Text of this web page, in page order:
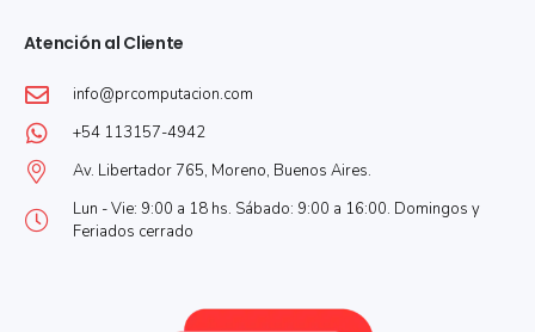
Atención al Cliente
info@prcomputacion.com
+54 113157-4942
Av. Libertador 765, Moreno, Buenos Aires.
Lun - Vie: 9:00 a 18 hs. Sábado: 9:00 a 16:00. Domingos y
Feriados cerrado